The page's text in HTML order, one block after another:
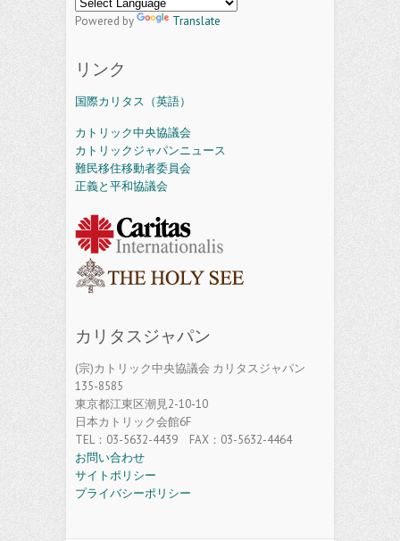
Powered by Translate
リンク
国際カリタス（英語）
カトリック中央協議会
カトリックジャパンニュース
難民移住移動者委員会
正義と平和協議会
カリタスジャパン
(宗)カトリック中央協議会 カリタスジャパン
135-8585
東京都江東区潮見2-10-10
日本カトリック会館6F
TEL：03-5632-4439 FAX：03-5632-4464
お問い合わせ
サイトポリシー
プライバシーポリシー